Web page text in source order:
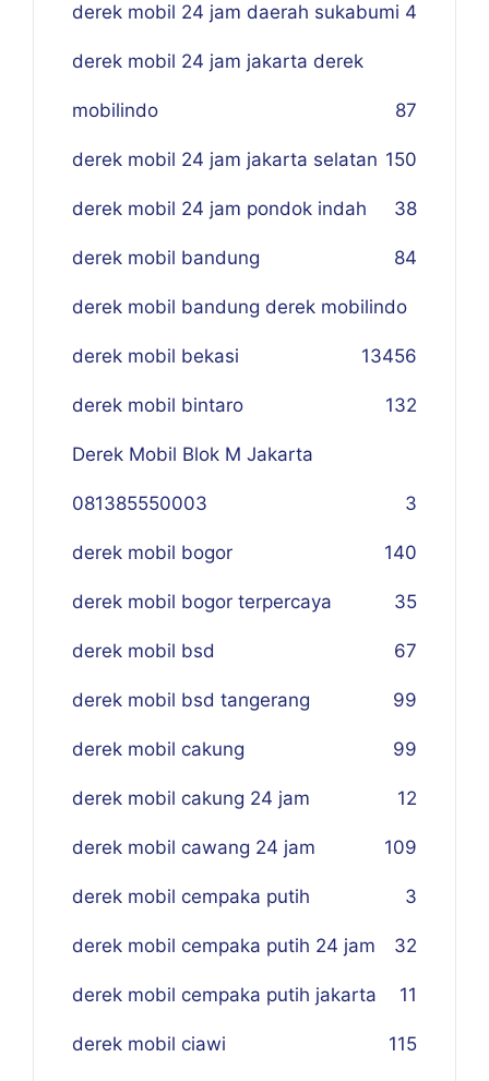
derek mobil 24 jam daerah sukabumi 4
derek mobil 24 jam jakarta derek
mobilindo 87
derek mobil 24 jam jakarta selatan 150
derek mobil 24 jam pondok indah 38
derek mobil bandung 84
derek mobil bandung derek mobilindo
56
derek mobil bekasi 134
derek mobil bintaro 132
Derek Mobil Blok M Jakarta
081385550003 3
derek mobil bogor 140
derek mobil bogor terpercaya 35
derek mobil bsd 67
derek mobil bsd tangerang 99
derek mobil cakung 99
derek mobil cakung 24 jam 12
derek mobil cawang 24 jam 109
derek mobil cempaka putih 3
derek mobil cempaka putih 24 jam 32
derek mobil cempaka putih jakarta 11
derek mobil ciawi 115